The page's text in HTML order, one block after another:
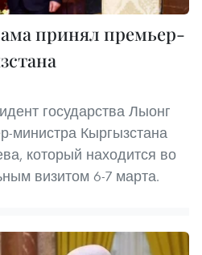
принял премьер-
государства Лыонг
министра Кыргызстана
который находится во
визитом 6-7 марта.